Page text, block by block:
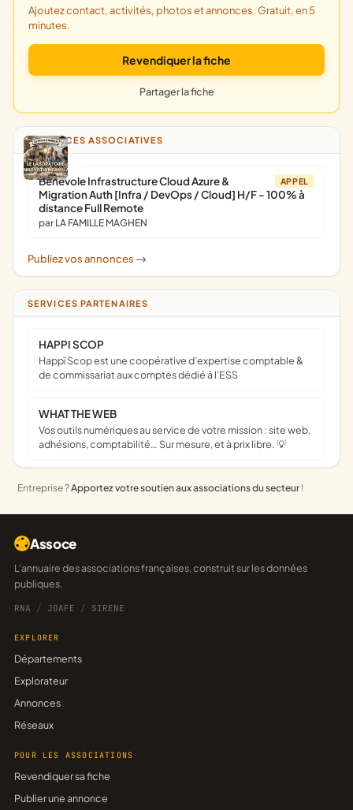
Ajoutez contact, activités, photos et annonces. Gratuit, en 5
minutes.
Revendiquer la fiche
Partager la fiche
ANNONCES ASSOCIATIVES
APPEL
Bénévole Infrastructure Cloud Azure &
Migration Auth [Infra / DevOps / Cloud] H/F - 100% à
distance Full Remote
par LA FAMILLE MAGHEN
Publiez vos annonces ->
SERVICES PARTENAIRES
HAPPI SCOP
Happï Scop est une coopérative d’expertise comptable &
de commissariat aux comptes dédié à l'ESS
WHAT THE WEB
Vos outils numériques au service de votre mission : site web,
adhésions, comptabilité… Sur mesure, et à prix libre. 💡
Entreprise ?Apportez votre soutien aux associations du secteur !
Assoce
L'annuaire des associations françaises, construit sur les données
publiques.
RNA / JOAFE / SIRENE
EXPLORER
Départements
Explorateur
Annonces
Réseaux
POUR LES ASSOCIATIONS
Revendiquer sa fiche
Publier une annonce